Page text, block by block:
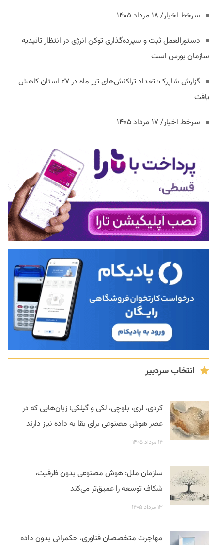
سرخط اخبار/ ۱۸ مرداد ۱۴۰۵
دستورالعمل ثبت و سپرده‌گذاری توکن انرژی در انتظار تائیدیه
سازمان بورس است
گزارش شاپرک: تعداد تراکنش‌های تیر ماه در ۲۷ استان‌ کاهش
یافت
سرخط اخبار/ ۱۷ مرداد ۱۴۰۵
انتخاب سردبیر
کردی، لری، بلوچی، لکی و گیلکی؛ زبان‌هایی که در
عصر هوش مصنوعی برای بقا به داده نیاز دارند
۱۴ مرداد ۱۴۰۵
سازمان ملل: هوش مصنوعی بدون ظرفیت،
شکاف توسعه را عمیق‌تر می‌کند
۱۳ مرداد ۱۴۰۵
مهاجرت متخصصان فناوری، حکمرانی بدون داده